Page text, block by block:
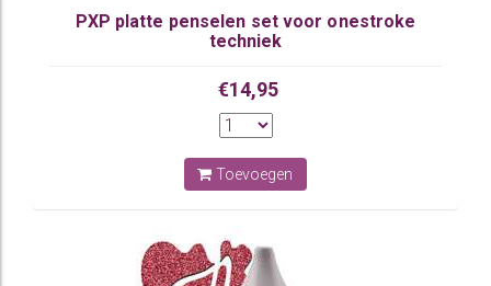
PXP platte penselen set voor onestroke
techniek
€14,95
Toevoegen